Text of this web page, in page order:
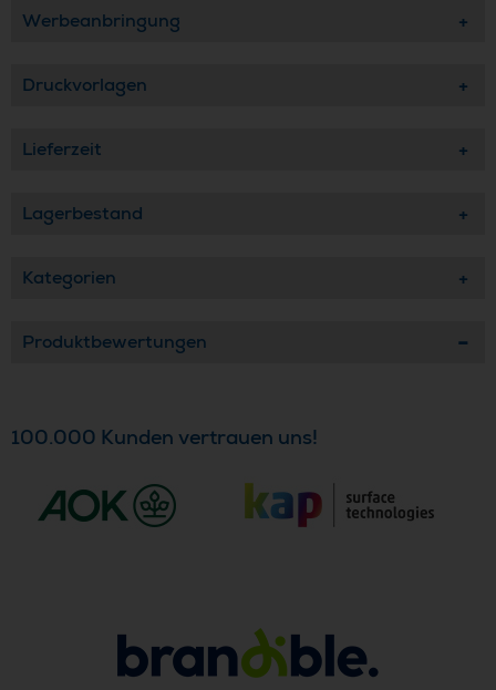
Werbeanbringung
Druckvorlagen
Lieferzeit
Lagerbestand
Kategorien
Produktbewertungen
100.000 Kunden vertrauen uns!